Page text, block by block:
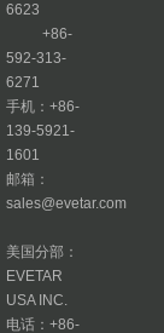
6623
+86-
592-313-
6271
手机：+86-
139-5921-
1601
邮箱：
sales@evetar.com
美国分部：
EVETAR
USA INC.
电话：+86-